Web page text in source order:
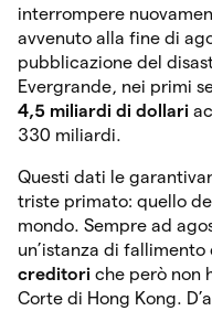
interrompere
avvenuto alla fine di
pubblicazione del
Evergrande, nei primi
4,5 miliardi di dollari
330 miliardi.
Questi dati le
triste primato: quello
mondo. Sempre ad
un’istanza di
creditori che però non
Corte di Hong Kong.